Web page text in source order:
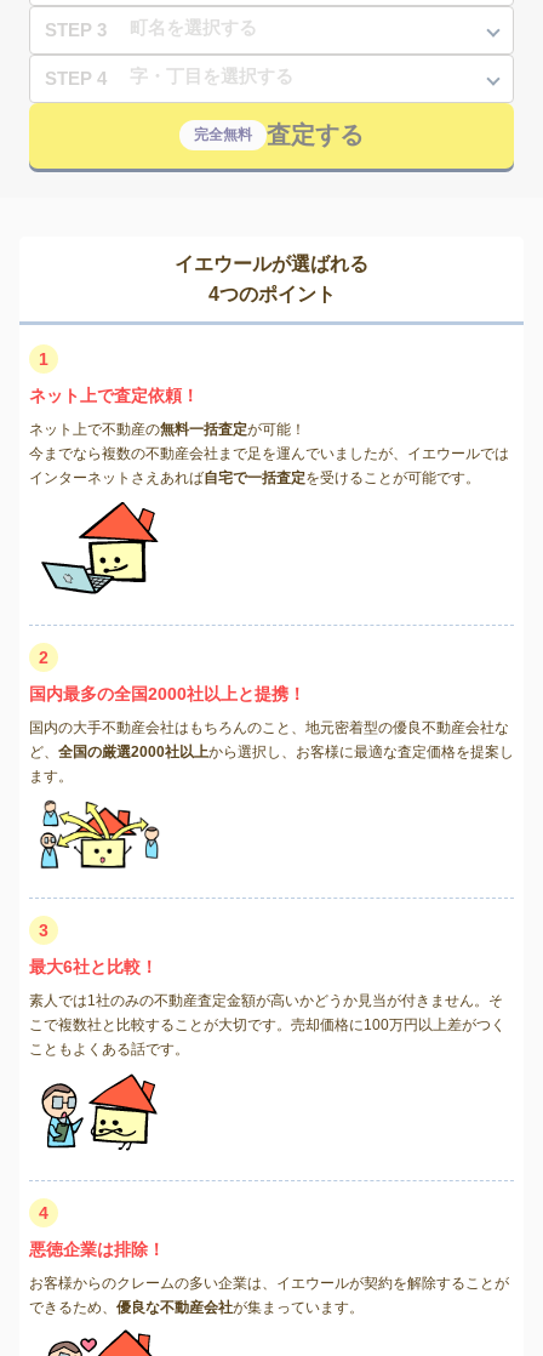
STEP 3
STEP 4
完全無料 査定する
イエウールが選ばれる
4つのポイント
1
ネット上で査定依頼！
ネット上で不動産の無料一括査定が可能！
今までなら複数の不動産会社まで足を運んでいましたが、イエウールでは
インターネットさえあれば自宅で一括査定を受けることが可能です。
2
国内最多の全国2000社以上と提携！
国内の大手不動産会社はもちろんのこと、地元密着型の優良不動産会社な
ど、 全国の厳選2000社以上から選択し、お客様に最適な査定価格を提案し
ます。
3
最大6社と比較！
素人では1社のみの不動産査定金額が高いかどうか見当が付きません。そ
こで複数社と比較することが大切です。売却価格に100万円以上差がつく
こともよくある話です。
4
悪徳企業は排除！
お客様からのクレームの多い企業は、イエウールが契約を解除することが
できるため、 優良な不動産会社が集まっています。